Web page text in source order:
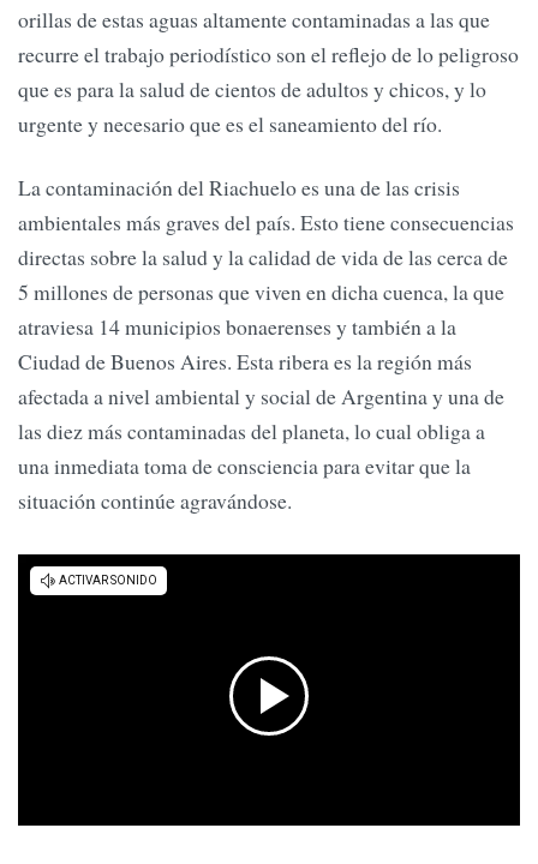
orillas de estas aguas altamente contaminadas a las que
recurre el trabajo periodístico son el reflejo de lo peligroso
que es para la salud de cientos de adultos y chicos, y lo
urgente y necesario que es el saneamiento del río.
La contaminación del Riachuelo es una de las crisis
ambientales más graves del país. Esto tiene consecuencias
directas sobre la salud y la calidad de vida de las cerca de
5 millones de personas que viven en dicha cuenca, la que
atraviesa 14 municipios bonaerenses y también a la
Ciudad de Buenos Aires. Esta ribera es la región más
afectada a nivel ambiental y social de Argentina y una de
las diez más contaminadas del planeta, lo cual obliga a
una inmediata toma de consciencia para evitar que la
situación continúe agravándose.